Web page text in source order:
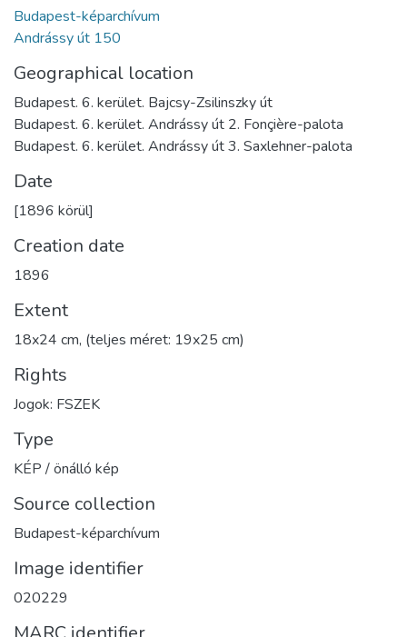
Budapest-képarchívum
Andrássy út 150
Geographical location
Budapest. 6. kerület. Bajcsy-Zsilinszky út
Budapest. 6. kerület. Andrássy út 2. Fonçière-palota
Budapest. 6. kerület. Andrássy út 3. Saxlehner-palota
Date
[1896 körül]
Creation date
1896
Extent
18x24 cm, (teljes méret: 19x25 cm)
Rights
Jogok: FSZEK
Type
KÉP / önálló kép
Source collection
Budapest-képarchívum
Image identifier
020229